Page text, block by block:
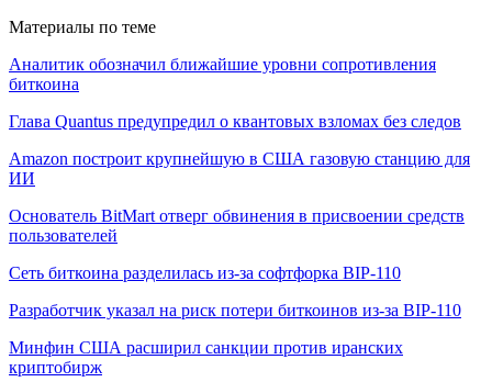
Материалы по теме
Аналитик обозначил ближайшие уровни сопротивления
биткоина
Глава Quantus предупредил о квантовых взломах без следов
Amazon построит крупнейшую в США газовую станцию для
ИИ
Основатель BitMart отверг обвинения в присвоении средств
пользователей
Сеть биткоина разделилась из-за софтфорка BIP-110
Разработчик указал на риск потери биткоинов из-за BIP-110
Минфин США расширил санкции против иранских
криптобирж